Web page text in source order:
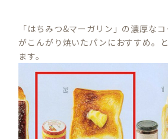
「はちみつ&マーガリン」の濃厚な
がこんがり焼いたパンにおすすめ。
ます。